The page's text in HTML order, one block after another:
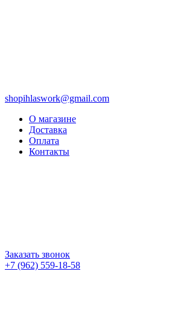
shopihlaswork@gmail.com
О магазине
Доставка
Оплата
Контакты
Заказать звонок
+7 (962) 559-18-58